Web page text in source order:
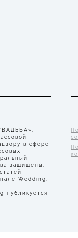
в сфере
защищены.
Wedding,
публикуется